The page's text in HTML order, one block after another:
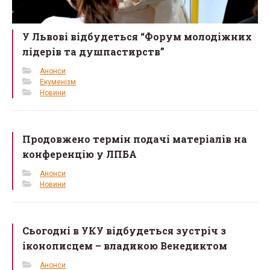
У Львові відбудеться “Форум молодіжних
лідерів та душпастирств”
Анонси
Екуменізм
Новини
Продовжено термін подачі матеріалів на
конференцію у ЛПБА
Анонси
Новини
Сьогодні в УКУ відбудеться зустріч з
іконописцем – владикою Венедиктом
Анонси